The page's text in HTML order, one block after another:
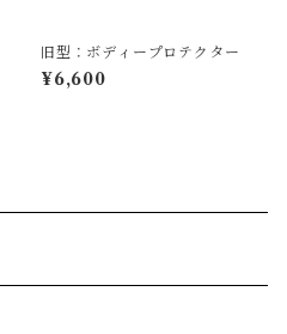
旧型：ボディープロテクター
¥6,600